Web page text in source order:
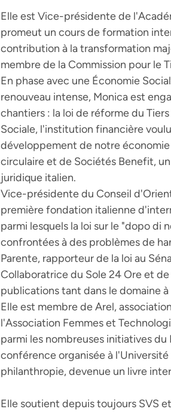
Elle est Vice-présidente de
promeut un cours de formation
contribution à la transformation
membre de la Commission pour le
En phase avec une Économie
renouveau intense, Monica est
chantiers : la loi de réforme du
Sociale, l'institution financière
développement de notre
circulaire et de Sociétés Benefit,
juridique italien.
Vice-présidente du Conseil
première fondation italienne
parmi lesquels la loi sur le "dopo di
confrontées à des problèmes de
Parente, rapporteur de la loi au
Collaboratrice du Sole 24 Ore et
publications tant dans le domaine
Elle est membre de Arel,
l'Association Femmes et
parmi les nombreuses initiatives
conférence organisée à
philanthropie, devenue un livre
Elle soutient depuis toujours SVS